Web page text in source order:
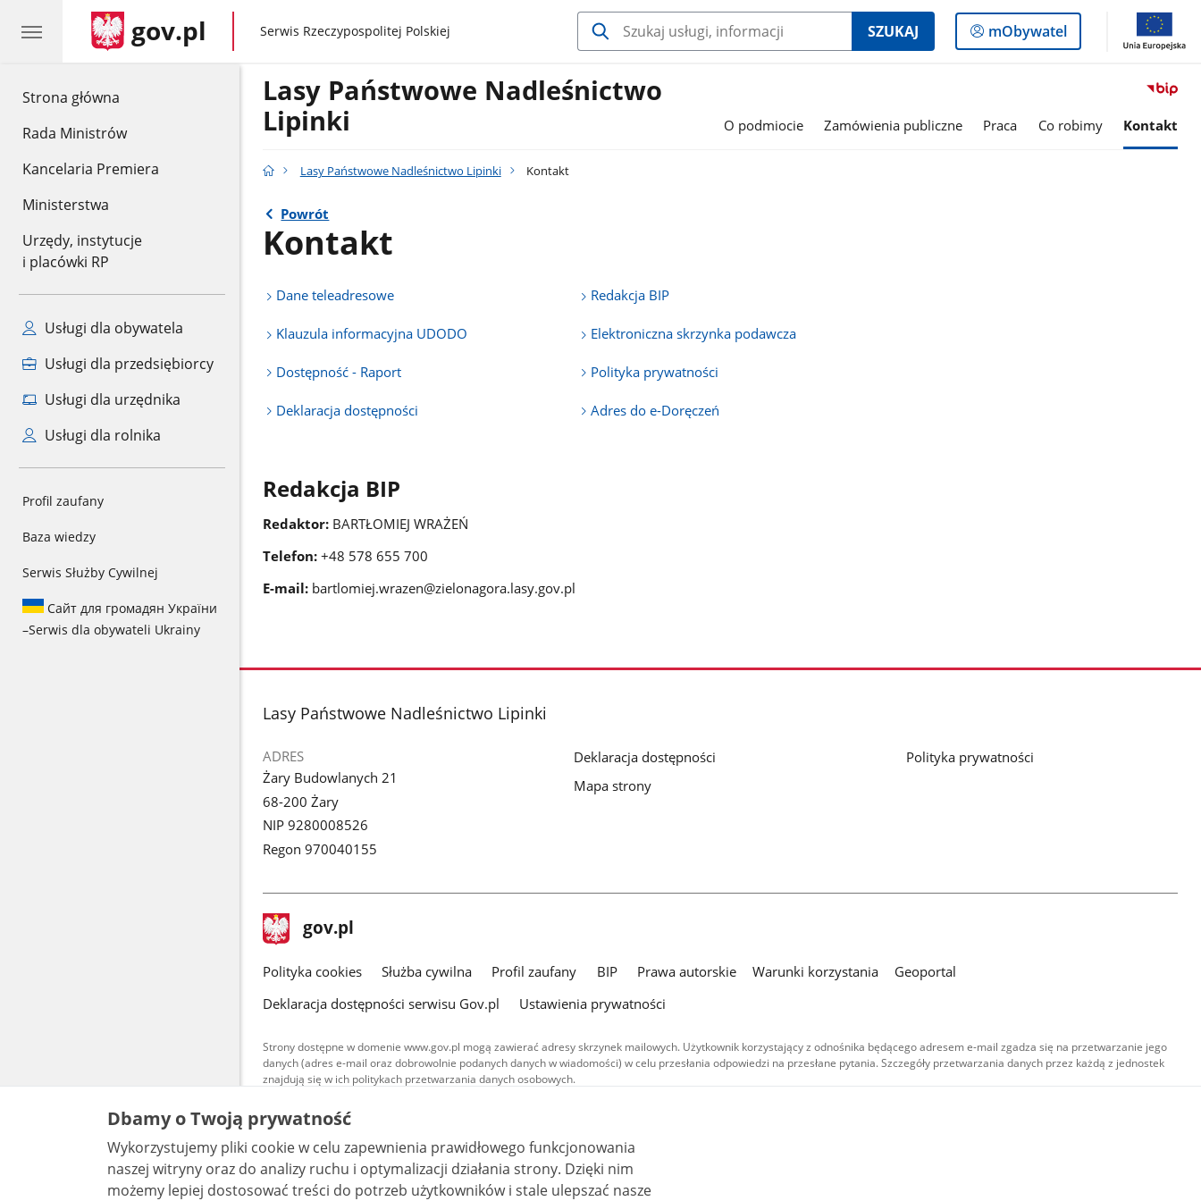
Strona główna
Rada Ministrów
Kancelaria Premiera
Ministerstwa
Urzędy, instytucje
i placówki RP
Usługi dla obywatela
Usługi dla przedsiębiorcy
Usługi dla urzędnika
Usługi dla rolnika
Profil zaufany
Baza wiedzy
Serwis Służby Cywilnej
Сайт для громадян України
–Serwis dla obywateli Ukrainy
gov.pl gov.pl
Serwis Rzeczypospolitej Polskiej SZUKAJ
Logowanie
do
mObywatel
Lasy Państwowe Nadleśnictwo
Lipinki
O podmiocie Zamówienia publiczne Praca Co robimy Kontakt
Lasy Państwowe Nadleśnictwo Lipinki Kontakt
Powrót
Kontakt
Dane teleadresowe Redakcja BIP
Klauzula informacyjna UDODO Elektroniczna skrzynka podawcza
Dostępność - Raport Polityka prywatności
Deklaracja dostępności Adres do e-Doręczeń
Redakcja BIP
Redaktor: BARTŁOMIEJ WRAŻEŃ
Telefon:+48 578 655 700
E-mail: bartlomiej.wrazen@zielonagora.lasy.gov.pl
stopka
Lasy Państwowe Nadleśnictwo Lipinki
ADRES
Żary Budowlanych 21
68-200 Żary
NIP 9280008526
Regon 970040155
Deklaracja dostępności
Mapa strony
Polityka prywatności
stopka
gov.pl Strona
gov.pl
gov.pl
Polityka cookies Służba cywilna Profil zaufany BIP Prawa autorskie Warunki korzystania
Geoportal
Deklaracja dostępności serwisu Gov.pl
Ustawienia prywatności
Strony dostępne w domenie www.gov.pl mogą zawierać adresy skrzynek mailowych. Użytkownik korzystający z odnośnika będącego adresem e-mail zgadza się na przetwarzanie jego
danych (adres e-mail oraz dobrowolnie podanych danych w wiadomości) w celu przesłania odpowiedzi na przesłane pytania. Szczegóły przetwarzania danych przez każdą z jednostek
znajdują się w ich politykach przetwarzania danych osobowych.
Treści tekstowe publikowane w serwisie (z wyłączeniem treści audiowizualnych), są
udostępniane na licencji typu Creative Commons: uznanie autorstwa - na tych samych
warunkach 4.0 (CC BY-SA 4.0). Materiały audiowizualne, w tym zdjęcia, materiały audio i wideo,
są udostępniane na licencji typu Creative Commons: uznanie autorstwa użycie niekomercyjne -
bez utworów zależnych 4.0 (CC BY-NC-ND 4.0), o ile nie jest to stwierdzone inaczej.
Dbamy o Twoją prywatność
Wykorzystujemy pliki cookie w celu zapewnienia prawidłowego funkcjonowania
naszej witryny oraz do analizy ruchu i optymalizacji działania strony. Dzięki nim
możemy lepiej dostosować treści do potrzeb użytkowników i stale ulepszać nasze